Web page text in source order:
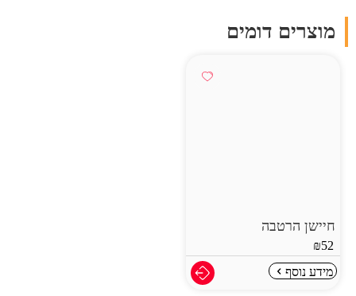
מוצרים דומים
חיישן הרטבה
₪52
מידע נוסף